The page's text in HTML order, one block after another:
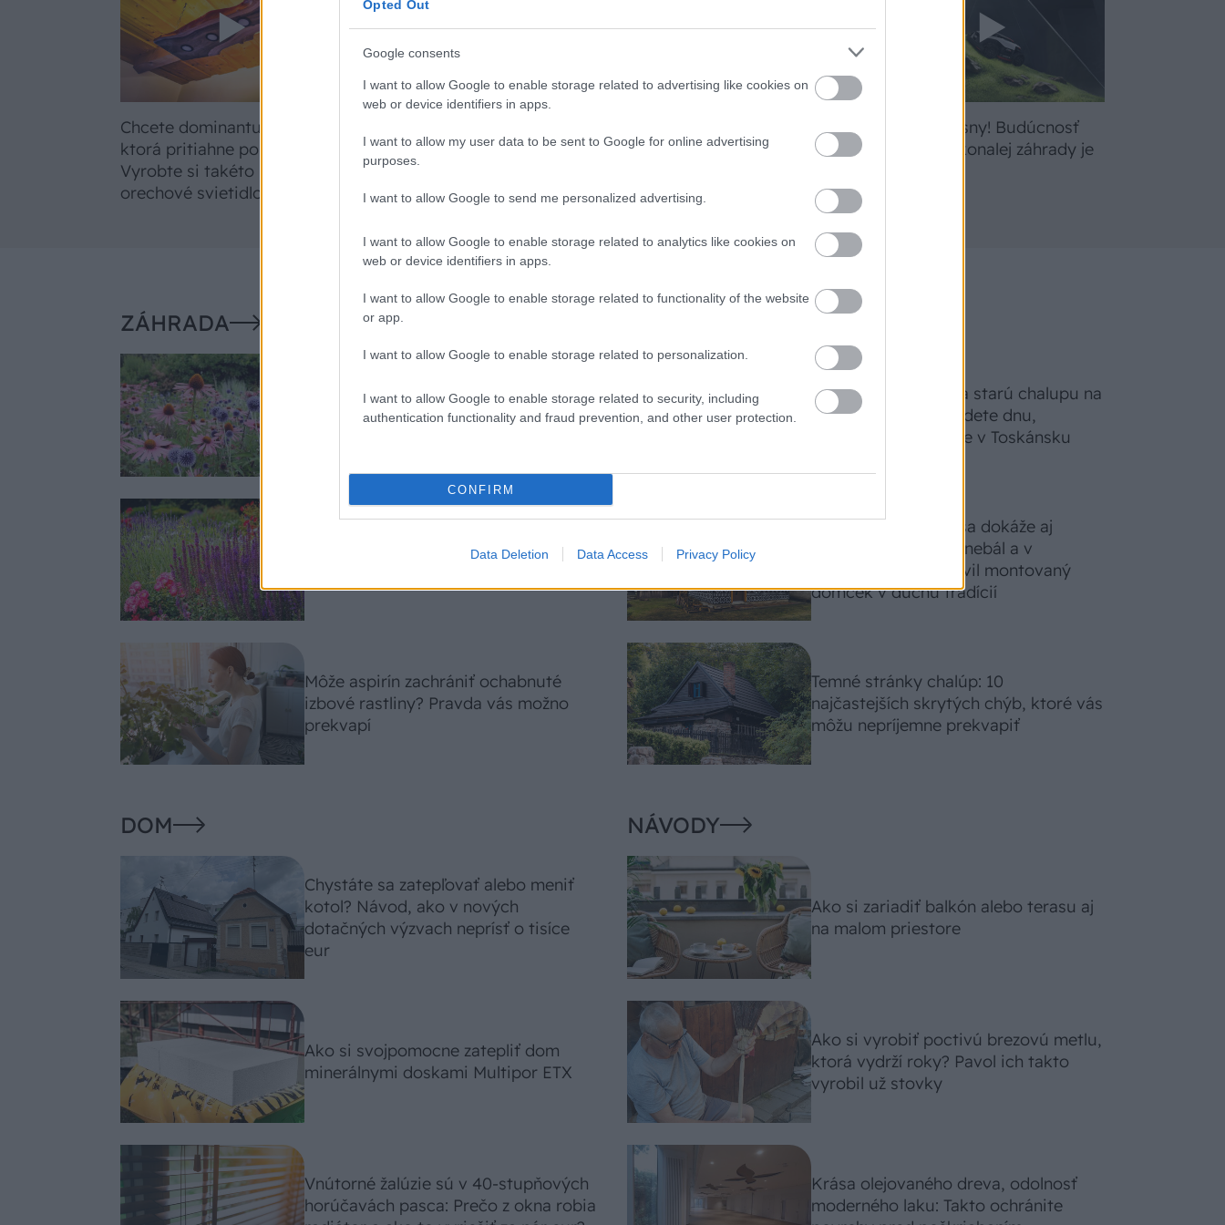
Opted Out
Google consents
I want to allow Google to enable storage related to advertising like cookies on
web or device identifiers in apps.
I want to allow my user data to be sent to Google for online advertising
purposes.
I want to allow Google to send me personalized advertising.
I want to allow Google to enable storage related to analytics like cookies on
web or device identifiers in apps.
I want to allow Google to enable storage related to functionality of the website
or app.
I want to allow Google to enable storage related to personalization.
I want to allow Google to enable storage related to security, including
authentication functionality and fraud prevention, and other user protection.
CONFIRM
Data Deletion Data Access Privacy Policy
Chcete dominantu interiéru,
ktorá pritiahne pohľady?
Vyrobte si takéto masívne
orechové svietidlo
potrubia v mrazoch zlyháva
a ako to vyriešiť raz a navždy
Poznáte Šittov rez? Urobte
ho na marhuliach v júni a
nezničia jarné mrazy
Žite svoje sny! Budúcnosť
údržby dokonalej záhrady je
ZÁHRADA
Trvalky, ktoré znesú sucho a teplo?
Tieto vysaďte na miesta, na ktoré
fialových krások, ktoré rozžiaria vašu
Môže aspirín zachrániť ochabnuté
izbové rastliny? Pravda vás možno
prekvapí
Na Morave prerobila starú chalupu na
nepoznanie: Keď vojdete dnu,
zabudnete, že nie ste v Toskánsku
S motorovou pílou sa dokáže aj
podpísať. Slovák sa nebál a v
Čičmanoch si postavil montovaný
domček v duchu tradícií
Temné stránky chalúp: 10
najčastejších skrytých chýb, ktoré vás
môžu nepríjemne prekvapiť
DOM
Chystáte sa zatepľovať alebo meniť
kotol? Návod, ako v nových
dotačných výzvach neprísť o tisíce
eur
Ako si svojpomocne zatepliť dom
minerálnymi doskami Multipor ETX
Vnútorné žalúzie sú v 40-stupňových
horúčavách pasca: Prečo z okna robia
NÁVODY
Ako si zariadiť balkón alebo terasu aj
na malom priestore
Ako si vyrobiť poctivú brezovú metlu,
ktorá vydrží roky? Pavol ich takto
vyrobil už stovky
Krása olejovaného dreva, odolnosť
moderného laku: Takto ochránite